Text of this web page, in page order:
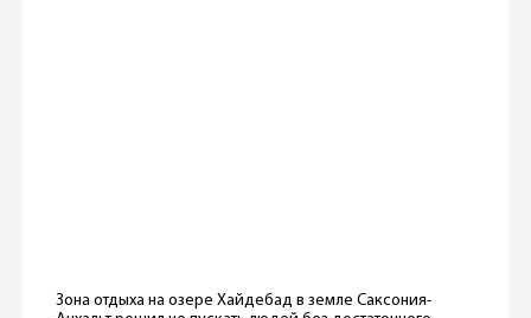
Зона отдыха на озере Хайдебад в земле Саксония-